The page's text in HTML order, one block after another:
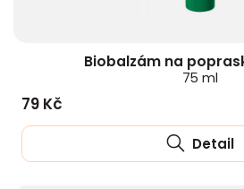
Biobalzám na
75 ml
79 Kč
Detail